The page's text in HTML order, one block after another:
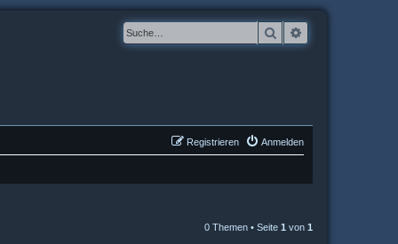
Suche
Anmelden
Registrieren
0 Themen • Seite 1 von 1